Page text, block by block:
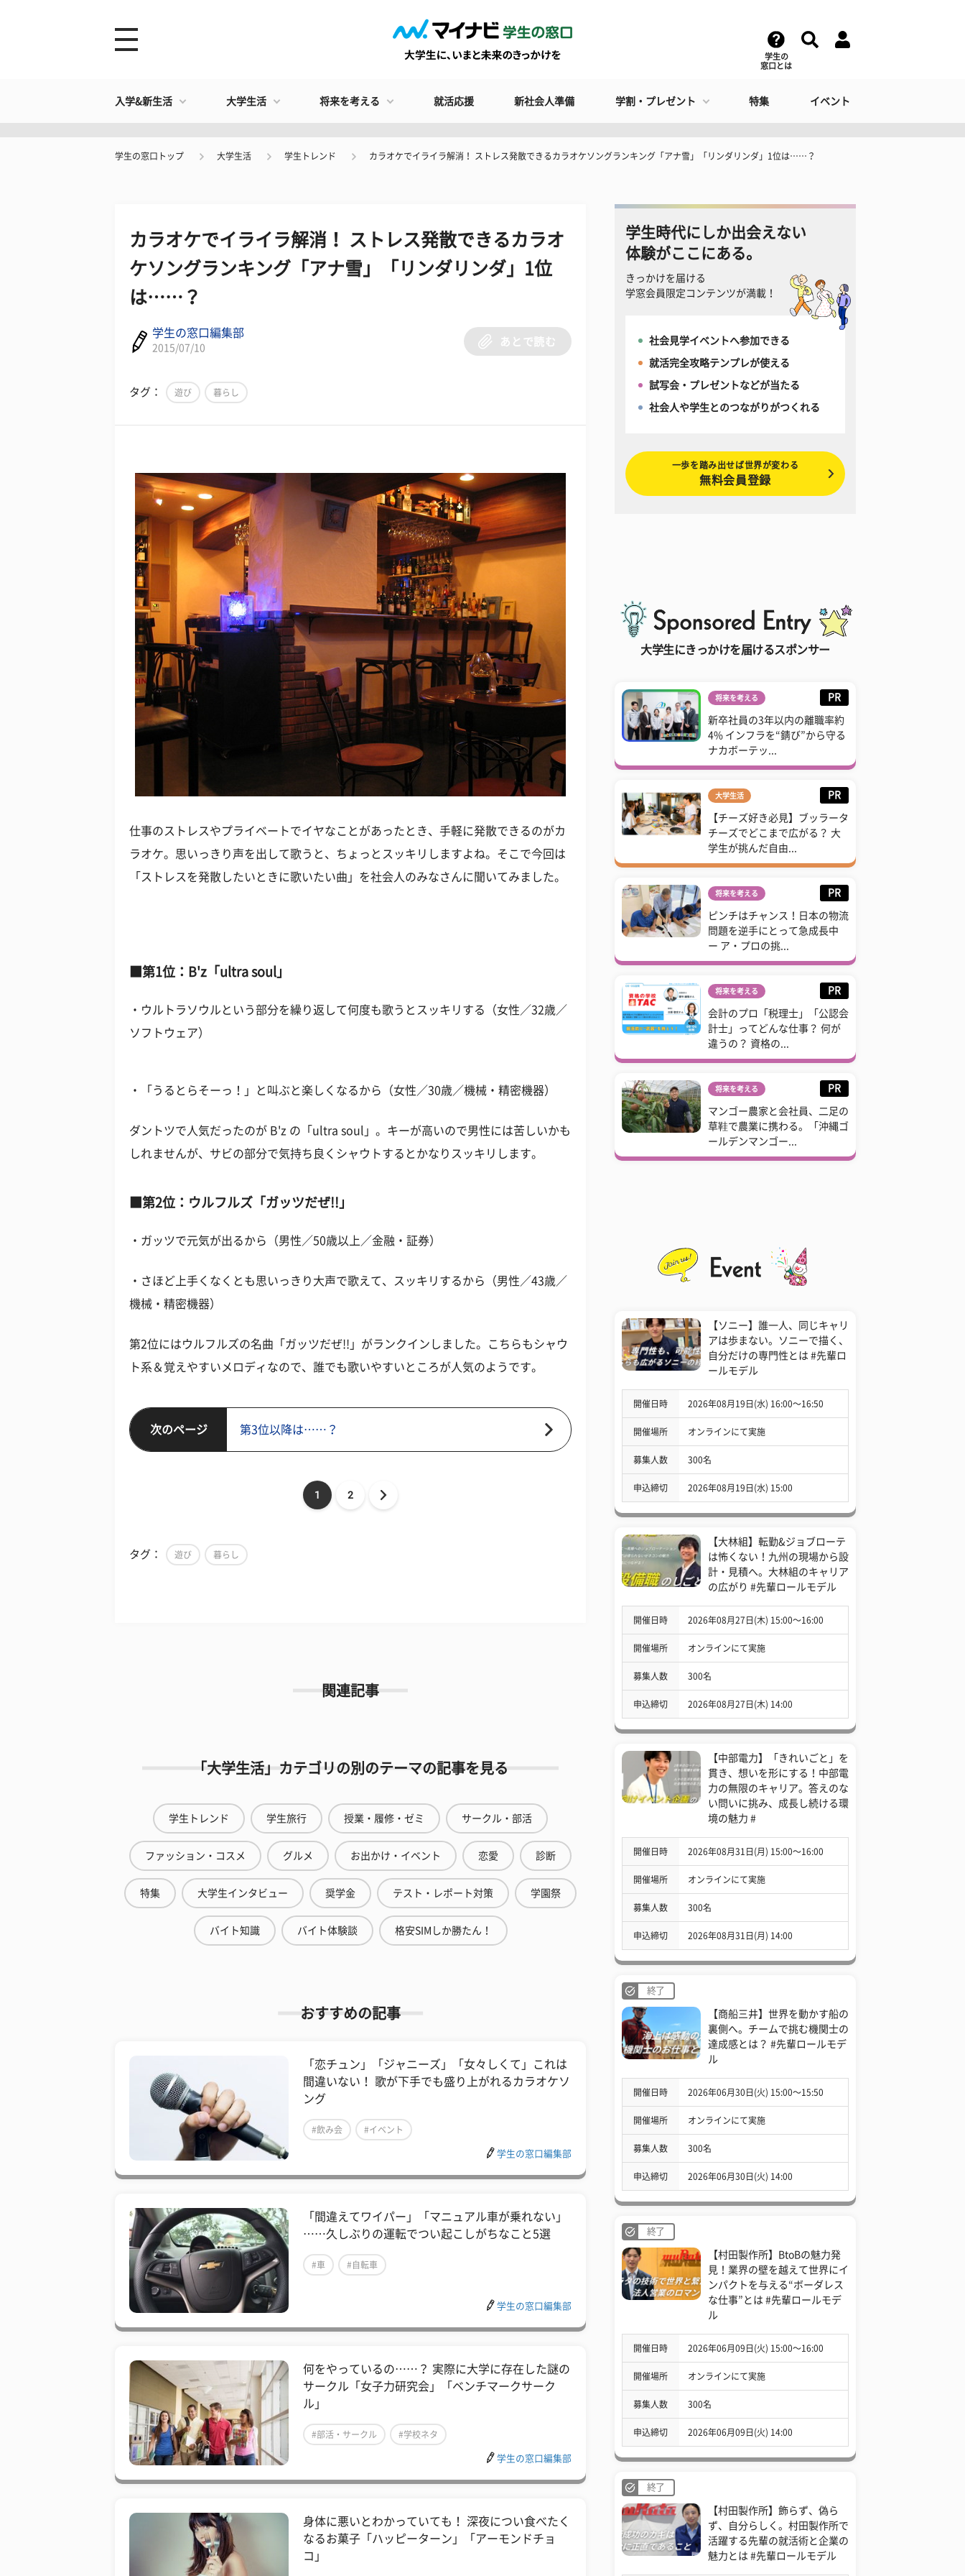
学生の
窓口とは
入学&新生活 大学生活 将来を考える 就活応援 新社会人準備 学割・プレゼント 特集 イベント
学生の窓口トップ 大学生活 学生トレンド ​カラオケでイライラ解消！ ストレス発散できるカラオケソングランキング「アナ雪」「リンダリンダ」1位は……？
​カラオケでイライラ解消！ ストレス発散できるカラオ
ケソングランキング「アナ雪」「リンダリンダ」1位
は……？
学生の窓口編集部
2015/07/10
あとで読む
タグ： 遊び 暮らし
仕事のストレスやプライベートでイヤなことがあったとき、手軽に発散できるのがカ
ラオケ。思いっきり声を出して歌うと、ちょっとスッキリしますよね。そこで今回は
「ストレスを発散したいときに歌いたい曲」を社会人のみなさんに聞いてみました。
■第1位：B'z「ultra soul」
・ウルトラソウルという部分を繰り返して何度も歌うとスッキリする（女性／32歳／
ソフトウェア）
・「うるとらそーっ！」と叫ぶと楽しくなるから（女性／30歳／機械・精密機器）
ダントツで人気だったのが B'z の「ultra soul」。キーが高いので男性には苦しいかも
しれませんが、サビの部分で気持ち良くシャウトするとかなりスッキリします。
■第2位：ウルフルズ「ガッツだぜ!!」
・ガッツで元気が出るから（男性／50歳以上／金融・証券）
・さほど上手くなくとも思いっきり大声で歌えて、スッキリするから（男性／43歳／
機械・精密機器）
第2位にはウルフルズの名曲「ガッツだぜ!!」がランクインしました。こちらもシャウ
ト系＆覚えやすいメロディなので、誰でも歌いやすいところが人気のようです。
次のページ 第3位以降は……？
1 2
タグ： 遊び 暮らし
関連記事
「大学生活」カテゴリの別のテーマの記事を見る
学生トレンド 学生旅行 授業・履修・ゼミ サークル・部活
ファッション・コスメ グルメ お出かけ・イベント 恋愛 診断
特集 大学生インタビュー 奨学金 テスト・レポート対策 学園祭
バイト知識 バイト体験談 格安SIMしか勝たん！
おすすめの記事
「恋チュン」「ジャニーズ」「女々しくて」これは
間違いない！ 歌が下手でも盛り上がれるカラオケソ
ング
#飲み会 #イベント
学生の窓口編集部
​「間違えてワイパー」「マニュアル車が乗れない」
……久しぶりの運転でつい起こしがちなこと5選
#車 #自転車
学生の窓口編集部
​何をやっているの……？ 実際に大学に存在した謎の
サークル「女子力研究会」「ベンチマークサーク
ル」
#部活・サークル #学校ネタ
学生の窓口編集部
身体に悪いとわかっていても！ 深夜につい食べたく
なるお菓子「ハッピーターン」「アーモンドチョ
コ」
学生時代にしか出会えない
体験がここにある。
きっかけを届ける
学窓会員限定コンテンツが満載！
社会見学イベントへ参加できる
就活完全攻略テンプレが使える
試写会・プレゼントなどが当たる
社会人や学生とのつながりがつくれる
一歩を踏み出せば世界が変わる
無料会員登録
大学生にきっかけを届けるスポンサー
将来を考える PR
新卒社員の3年以内の離職率約
4% インフラを“錆び”から守る
ナカボーテッ...
大学生活 PR
【チーズ好き必見】ブッラータ
チーズでどこまで広がる？ 大
学生が挑んだ自由...
将来を考える PR
ピンチはチャンス！日本の物流
問題を逆手にとって急成長中
ー ア・プロの挑...
将来を考える PR
会計のプロ「税理士」「公認会
計士」ってどんな仕事？ 何が
違うの？ 資格の...
将来を考える PR
マンゴー農家と会社員、二足の
草鞋で農業に携わる。「沖縄ゴ
ールデンマンゴー...
【ソニー】誰一人、同じキャリ
アは歩まない。ソニーで描く、
自分だけの専門性とは #先輩ロ
ールモデル
開催日時 2026年08月19日(水) 16:00〜16:50
開催場所 オンラインにて実施
募集人数 300名
申込締切 2026年08月19日(水) 15:00
【大林組】転勤&ジョブローテ
は怖くない！九州の現場から設
計・見積へ。大林組のキャリア
の広がり #先輩ロールモデル
開催日時 2026年08月27日(木) 15:00〜16:00
開催場所 オンラインにて実施
募集人数 300名
申込締切 2026年08月27日(木) 14:00
【中部電力】「きれいごと」を
貫き、想いを形にする！中部電
力の無限のキャリア。答えのな
い問いに挑み、成長し続ける環
境の魅力 #
開催日時 2026年08月31日(月) 15:00〜16:00
開催場所 オンラインにて実施
募集人数 300名
申込締切 2026年08月31日(月) 14:00
終了
【商船三井】世界を動かす船の
裏側へ。チームで挑む機関士の
達成感とは？ #先輩ロールモデ
ル
開催日時 2026年06月30日(火) 15:00〜15:50
開催場所 オンラインにて実施
募集人数 300名
申込締切 2026年06月30日(火) 14:00
終了
【村田製作所】BtoBの魅力発
見！業界の壁を越えて世界にイ
ンパクトを与える“ボーダレス
な仕事”とは #先輩ロールモデ
ル
開催日時 2026年06月09日(火) 15:00〜16:00
開催場所 オンラインにて実施
募集人数 300名
申込締切 2026年06月09日(火) 14:00
終了
【村田製作所】飾らず、偽ら
ず、自分らしく。村田製作所で
活躍する先輩の就活術と企業の
魅力とは #先輩ロールモデル